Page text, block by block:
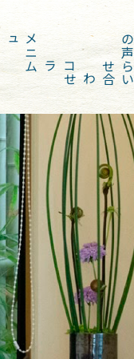
メ
ニ
ュー
・
料
コラム
お知らせ
お問い合わせ